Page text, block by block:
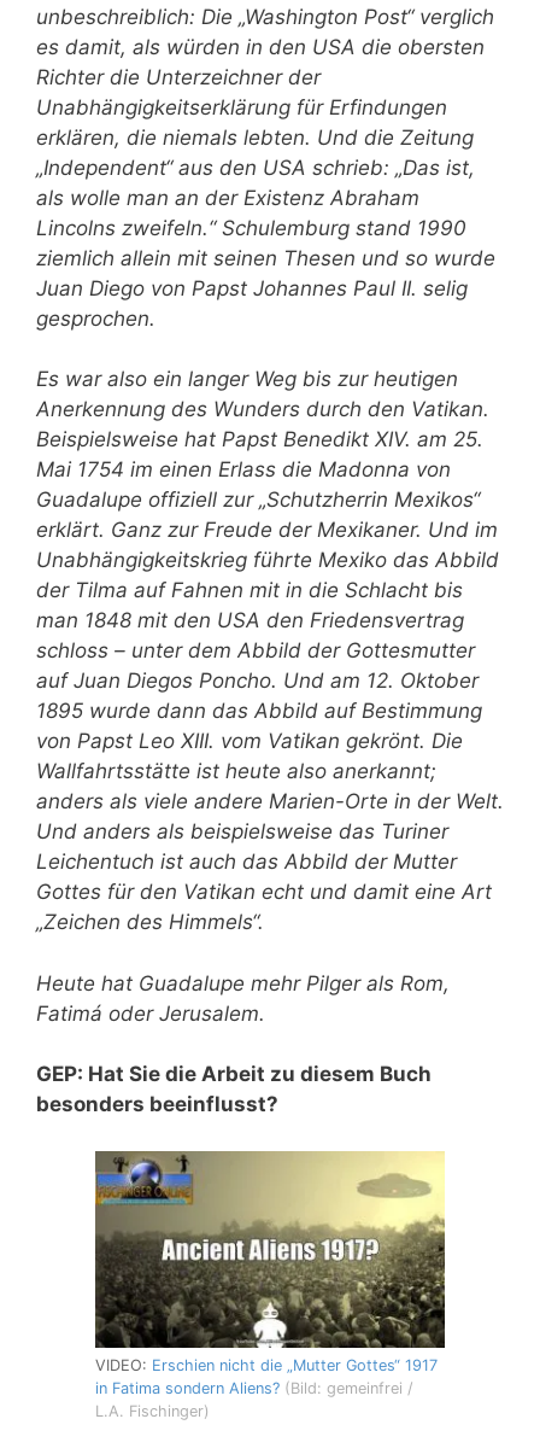
unbeschreiblich: Die „Washington Post“ verglich
es damit, als würden in den USA die obersten
Richter die Unterzeichner der
Unabhängigkeitserklärung für Erfindungen
erklären, die niemals lebten. Und die Zeitung
„Independent“ aus den USA schrieb: „Das ist,
als wolle man an der Existenz Abraham
Lincolns zweifeln.“ Schulemburg stand 1990
ziemlich allein mit seinen Thesen und so wurde
Juan Diego von Papst Johannes Paul II. selig
gesprochen.
Es war also ein langer Weg bis zur heutigen
Anerkennung des Wunders durch den Vatikan.
Beispielsweise hat Papst Benedikt XIV. am 25.
Mai 1754 im einen Erlass die Madonna von
Guadalupe offiziell zur „Schutzherrin Mexikos“
erklärt. Ganz zur Freude der Mexikaner. Und im
Unabhängigkeitskrieg führte Mexiko das Abbild
der Tilma auf Fahnen mit in die Schlacht bis
man 1848 mit den USA den Friedensvertrag
schloss – unter dem Abbild der Gottesmutter
auf Juan Diegos Poncho. Und am 12. Oktober
1895 wurde dann das Abbild auf Bestimmung
von Papst Leo XIII. vom Vatikan gekrönt. Die
Wallfahrtsstätte ist heute also anerkannt;
anders als viele andere Marien-Orte in der Welt.
Und anders als beispielsweise das Turiner
Leichentuch ist auch das Abbild der Mutter
Gottes für den Vatikan echt und damit eine Art
„Zeichen des Himmels“.
Heute hat Guadalupe mehr Pilger als Rom,
Fatimá oder Jerusalem.
GEP: Hat Sie die Arbeit zu diesem Buch
besonders beeinflusst?
VIDEO: Erschien nicht die „Mutter Gottes“ 1917
in Fatima sondern Aliens? (Bild: gemeinfrei /
L.A. Fischinger)